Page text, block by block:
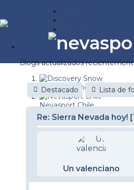
Reportajes
Blogs actualizados
Discovery Snow
Nevasport Chile
Esquiaryviajar.com
nevasport blog
Destacado Lista de
Re: Sierra Nevada hoy!
Un valenciano